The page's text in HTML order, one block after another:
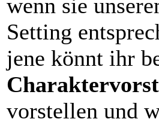
wenn sie
Setting
jene könnt ihr
vorstellen und